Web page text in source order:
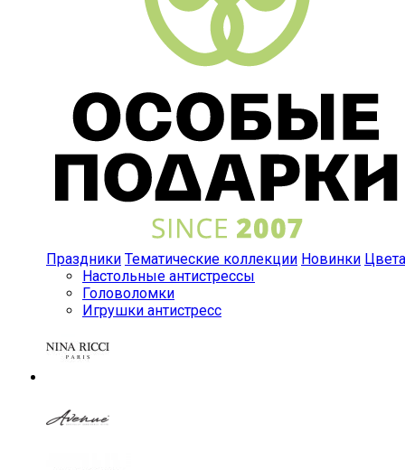
Праздники Тематические коллекции Новинки Цвета
Настольные антистрессы
Головоломки
Игрушки антистресс